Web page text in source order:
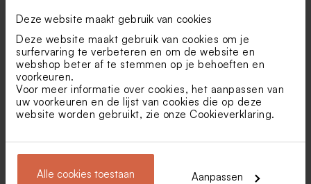
Deze website maakt gebruik van cookies
Deze website maakt gebruik van cookies om je
surfervaring te verbeteren en om de website en
webshop beter af te stemmen op je behoeften en
voorkeuren.
Voor meer informatie over cookies, het aanpassen van
uw voorkeuren en de lijst van cookies die op deze
website worden gebruikt, zie onze Cookieverklaring.
Alle cookies toestaan Aanpassen
Ronde transparante doosjes
bedanking trouw
Crèmekleurige zeepjes -
Avène
Bruiloft sticker etiket bruin
Sticker in lichtgroen met
ampersand